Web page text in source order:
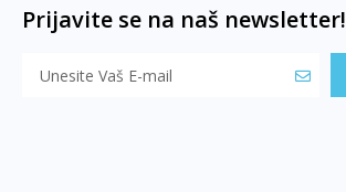
Prijavite se na naš newsletter!